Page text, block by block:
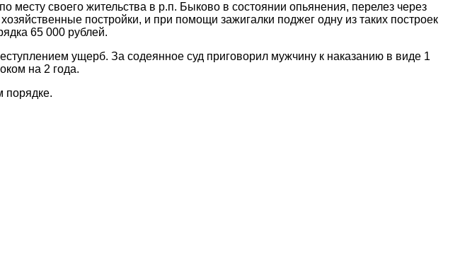
месту своего жительства в р.п. Быково в состоянии опьянения, перелез через
постройки, и при помощи зажигалки поджег одну из таких построек
65 000 рублей.
ущерб. За содеянное суд приговорил мужчину к наказанию в виде 1
на 2 года.
порядке.